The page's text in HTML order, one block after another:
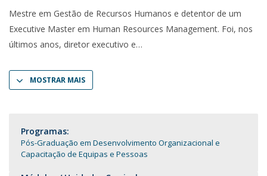
Mestre em Gestão de Recursos Humanos e detentor de um
Executive Master em Human Resources Management. Foi, nos
últimos anos, diretor executivo e
MOSTRAR MAIS
Programas:
Pós-Graduação em Desenvolvimento Organizacional e
Capacitação de Equipas e Pessoas